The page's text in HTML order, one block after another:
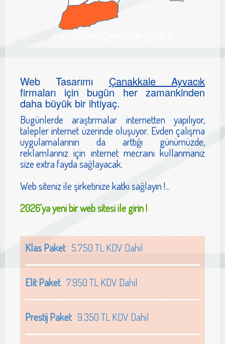
Web Tasarımı Çanakkale Ayvacık
Web TasarımıÇanakkale Ayvacık
firmaları için bugün her zamankinden
daha büyük bir ihtiyaç.
Bugünlerde araştırmalar internetten yapılıyor,
talepler internet üzerinde oluşuyor. Evden çalışma
uygulamalarının da arttığı günümüzde,
reklamlarınız için internet mecraını kullanmanız
size extra fayda sağlayacak.
Web siteniz ile şirketinize katkı sağlayın !...
2026'ya yeni bir web sitesi ile girin !
Klas Paket5.750 TL KDV Dahil
Elit Paket7.950 TL KDV Dahil
Prestij Paket9.350 TL KDV Dahil